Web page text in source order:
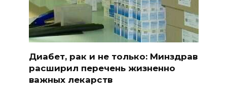
Диабет, рак и не только: Минздрав
расширил перечень жизненно
важных лекарств